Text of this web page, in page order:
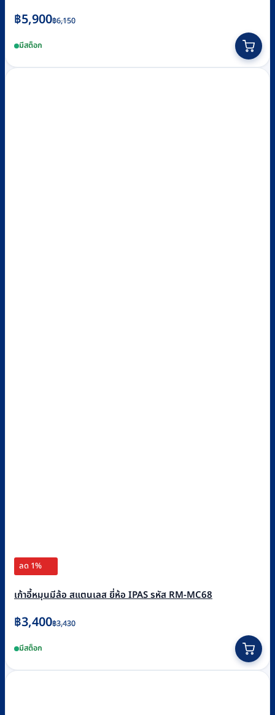
฿6,150
Original
was:
฿6,150.
฿5,900
Current
is:
฿5,900.
มีสต็อก
ลด 1%
เก้าอี้หมุนมีล้อ สแตนเลส ยี่ห้อ IPAS รหัส RM-MC68
฿3,430
Original
was:
฿3,430.
฿3,400
Current
is:
฿3,400.
มีสต็อก